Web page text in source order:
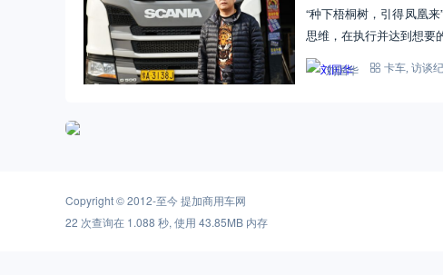
“种下梧桐树，引得凤凰
思维，在执行并达到想
刘国华 卡车, 访谈
Copyright © 2012-至今提加商用车网
22 次查询在 1.088 秒, 使用 43.85MB 内存